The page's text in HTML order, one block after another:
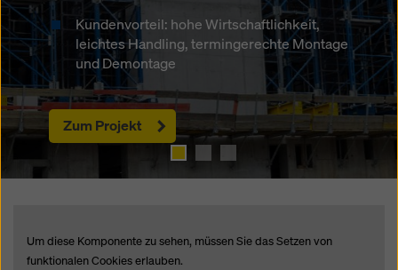
Kundenvorteil: hohe Wirtschaftlichkeit,
leichtes Handling, termingerechte Montage
und Demontage
Zum Projekt
Kundenvorteil: weniger unterschiedliche
Bauteile , einfachere Montage und
reduzierter Platzbedarf auf engen
Baustellen
Zum Projekt
Längsträger, Verlängerungen und
Schwerlastjoche
Kundenvorteil: Alles aus einer Hand
Um diese Komponente zu sehen, müssen Sie das Setzen von
funktionalen Cookies erlauben.